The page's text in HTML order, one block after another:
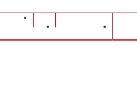
Оборудование для ресторанов и кафе